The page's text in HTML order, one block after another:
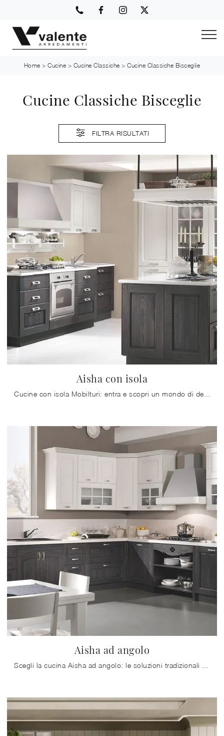
Home >Cucine > Cucine Classiche >Cucine Classiche Bisceglie
Cucine Classiche Bisceglie
FILTRA RISULTATI
Aisha con isola
Aisha ad angolo